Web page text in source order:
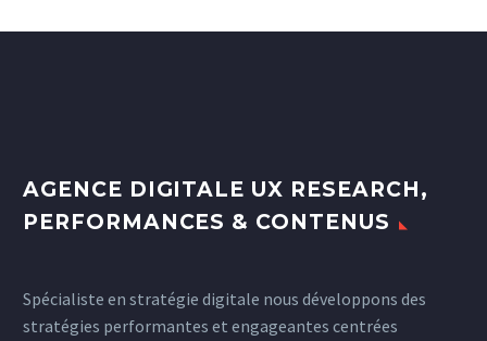
AGENCE DIGITALE UX RESEARCH,
PERFORMANCES & CONTENUS
Spécialiste en stratégie digitale nous développons des
stratégies performantes et engageantes centrées